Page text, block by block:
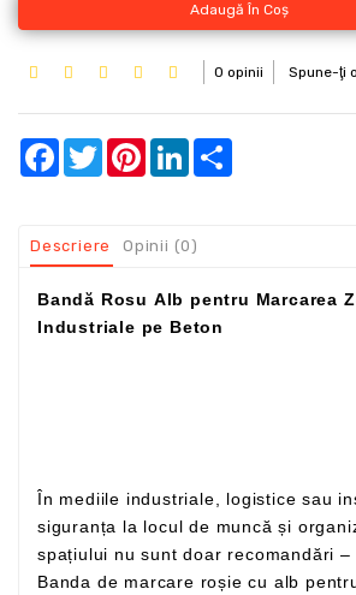
Adaugă În Coş
0 opinii Spune-ţi
Facebook
TwitterPinterestLinkedIn
Descriere Opinii (0)
Bandă Rosu Alb pentru Marcarea
Industriale pe Beton
În mediile industriale, logistice sau
siguranța la locul de muncă și
spațiului nu sunt doar recomandări –
Banda de marcare roșie cu alb